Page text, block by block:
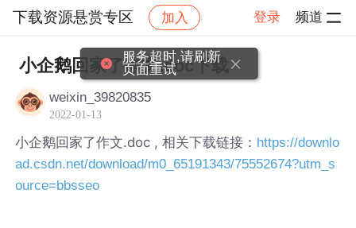
下载资源悬赏专区 加入 登录 频道
社区 下载资源悬赏专区 帖子详情
小企鹅回家了作文.doc下载
weixin_39820835
2022-01-13
小企鹅回家了作文.doc , 相关下载链接： https://downlo
ad.csdn.net/download/m0_65191343/75552674?utm_s
ource=bbsseo
服务超时,请刷新
页面重试